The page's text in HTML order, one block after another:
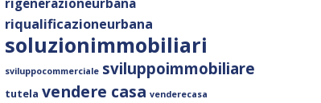
rigenerazioneurbana
riqualificazioneurbana
soluzionimmobiliari
sviluppocommerciale sviluppoimmobiliare
tutela vendere casa venderecasa